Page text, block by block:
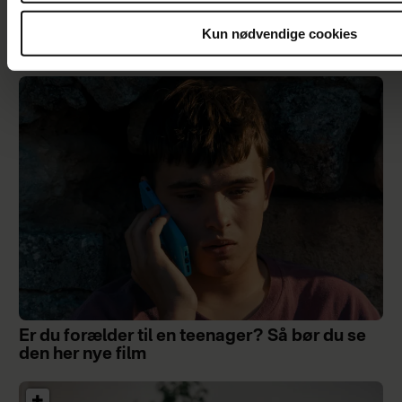
Kun nødvendige cookies
Samira Nawa: ”Det er fantastisk at have min
familie, men jeg elsker ikke moderskabet”
Er du forælder til en teenager? Så bør du se
den her nye film